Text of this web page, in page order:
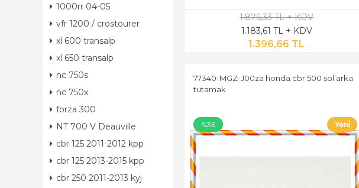
1000rr 04-05
vfr 1200 / crostourer
xl 600 transalp
xl 650 transalp
nc 750s
nc 750x
forza 300
NT 700 V Deauville
cbr 125 2011-2012 kpp
cbr 125 2013-2015 kpp
cbr 250 2011-2013 kyj
1.876,33 TL + KDV
1.183,61 TL + KDV
1.396,66 TL
77340-MGZ-J00za honda cbr 500 sol arka
tutamak
%36